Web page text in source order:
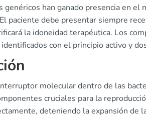
han ganado presencia en el
paciente debe presentar siempre
la idoneidad terapéutica. Los
con el principio activo y
molecular dentro de las
cruciales para la
deteniendo la expansión de